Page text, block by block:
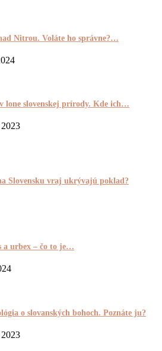
Nitrou. Voláte ho správne?…
lone slovenskej prírody. Kde ich…
Slovensku vraj ukrývajú poklad?
a urbex – čo to je…
o slovanských bohoch. Poznáte ju?